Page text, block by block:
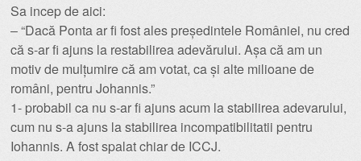
Sa incep de aici:
– “Dacă Ponta ar fi fost ales președintele României, nu cred
că s-ar fi ajuns la restabilirea adevărului. Așa că am un
motiv de mulțumire că am votat, ca și alte milioane de
români, pentru Johannis.”
1- probabil ca nu s-ar fi ajuns acum la stabilirea adevarului,
cum nu s-a ajuns la stabilirea incompatibilitatii pentru
Iohannis. A fost spalat chiar de ICCJ.